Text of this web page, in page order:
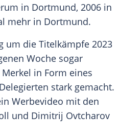
in Dortmund, 2006 in
mehr in Dortmund.
um die Titelkämpfe 2023
Woche sogar
in Form eines
stark gemacht.
Werbevideo mit den
und Dimitrij Ovtcharov